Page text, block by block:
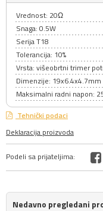
Vrednost: 20Ω
Snaga: 0.5W
Serija T18
Tolerancija: 10%
Vrsta: višeobrtni trimer
Dimenzije: 19x6.4x4.7mm
Maksimalni radni napon:
Tehnički podaci
Deklaracija proizvoda
Podeli sa prijateljima:
Nedavno pregledani